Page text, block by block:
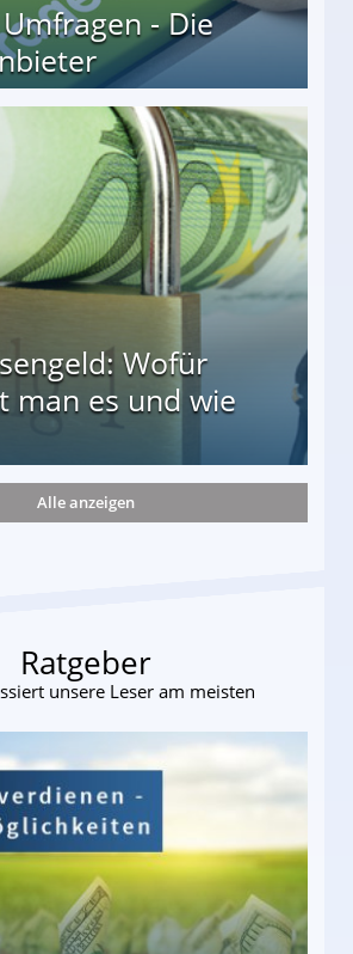
- Die
Wofür
man es und wie
Alle anzeigen
Ratgeber
unsere Leser am meisten